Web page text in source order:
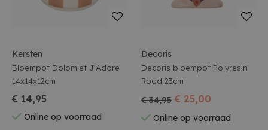
Kersten
Bloempot Dolomiet J'Adore
14x14x12cm
€ 14,95
Online op voorraad
Decoris
Decoris bloempot Polyresin
Rood 23cm
€ 34,95 € 25,00
Online op voorraad